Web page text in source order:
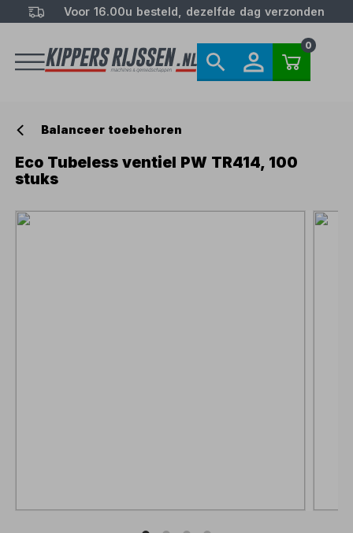
Voor 16.00u besteld, dezelfde dag verzonden
0
Balanceer toebehoren
Eco Tubeless ventiel PW TR414, 100
stuks